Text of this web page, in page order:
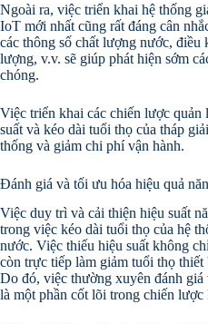
Ngoài ra, việc triển khai hệ thống
IoT mới nhất cũng rất đáng cân
các thông số chất lượng nước, điều
lượng, v.v. sẽ giúp phát hiện sớm
chóng.
Việc triển khai các chiến lược quản
suất và kéo dài tuổi thọ của tháp
thống và giảm chi phí vận hành.
Đánh giá và tối ưu hóa hiệu quả
Việc duy trì và cải thiện hiệu suất
trong việc kéo dài tuổi thọ của hệ
nước. Việc thiếu hiệu suất không
còn trực tiếp làm giảm tuổi thọ
Do đó, việc thường xuyên đánh
là một phần cốt lõi trong chiến lược